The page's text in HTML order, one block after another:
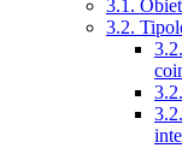
3.1.
3.2.